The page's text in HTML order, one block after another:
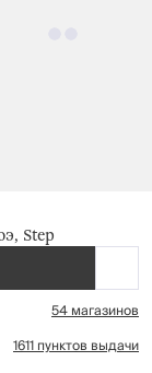
Step
54 магазинов
1611 пунктов выдачи